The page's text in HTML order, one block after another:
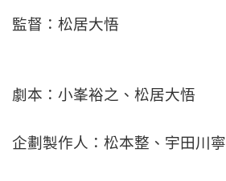
監督：松居大悟
劇本：小峯裕之、松居大悟
企劃製作人：松本整、宇田川寧